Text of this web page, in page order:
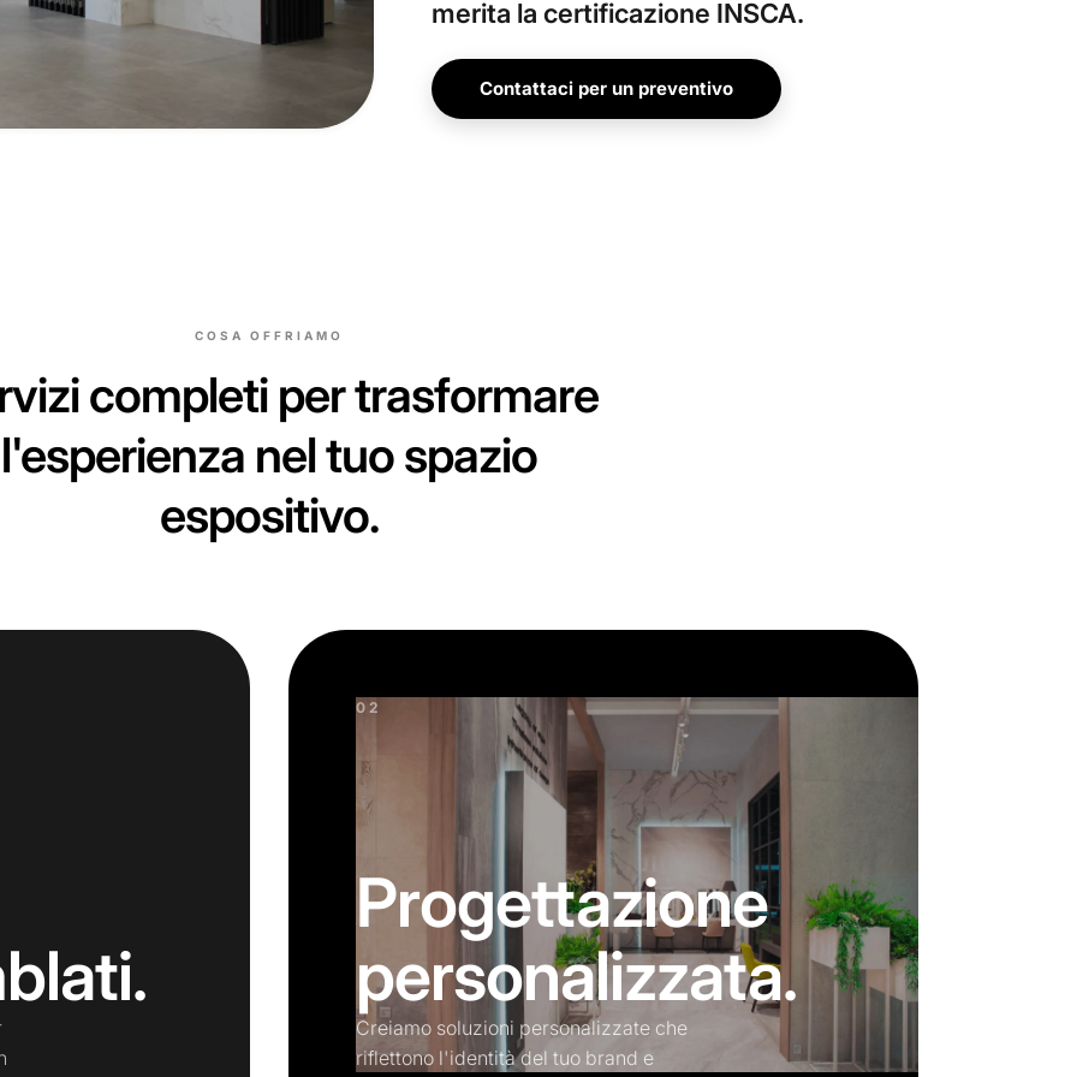
merita la certificazione INSCA.
Contattaci per un preventivo
COSA OFFRIAMO
completi per trasformare
l'esperienza nel tuo spazio
espositivo.
02
Progettazione
personalizzata.
Creiamo soluzioni personalizzate che
riflettono l'identità del tuo brand e